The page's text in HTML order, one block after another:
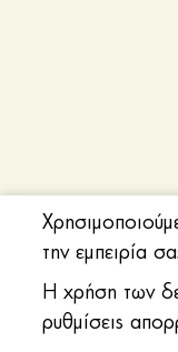
© 2018
την εμπειρία
Η χρήση των
ρυθμίσεις